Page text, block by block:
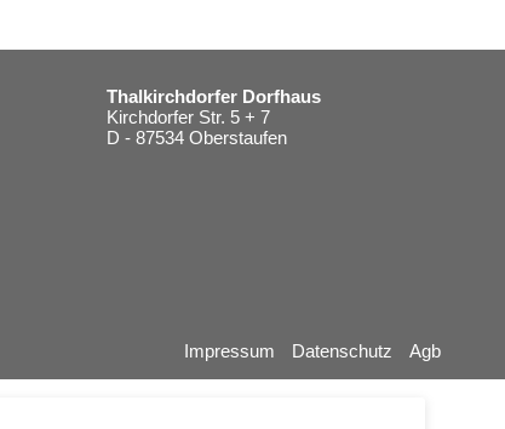
Thalkirchdorfer Dorfhaus
Kirchdorfer Str. 5 + 7
D - 87534 Oberstaufen
Impressum Datenschutz Agb